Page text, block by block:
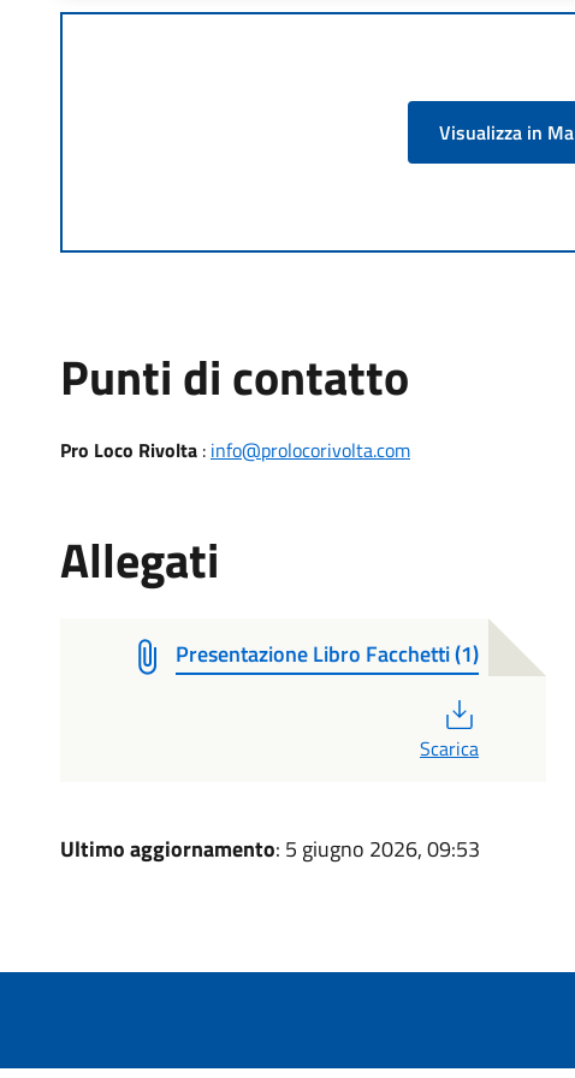
Visualizza in
Punti di contatto
Pro Loco Rivolta: info@prolocorivolta.com
Allegati
Presentazione Libro Facchetti (1)
Scarica
Ultimo aggiornamento: 5 giugno 2026, 09:53